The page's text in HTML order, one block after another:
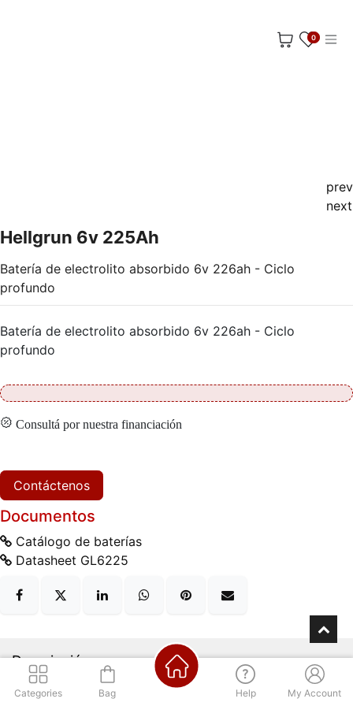
0
prev
next
Hellgrun 6v 225Ah
Batería de electrolito absorbido 6v 226ah - Ciclo
profundo
Batería de electrolito absorbido 6v 226ah - Ciclo
profundo
Consultá por nuestra financiación
Contáctenos
Documentos
Catálogo de baterías
Datasheet GL6225
Descripción
Categories Bag Help My Account